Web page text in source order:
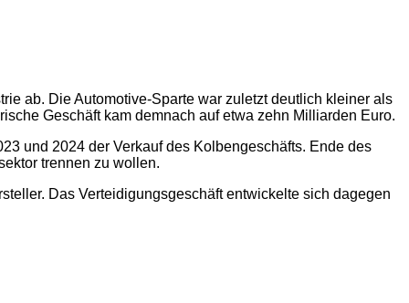
ab. Die Automotive-Sparte war zuletzt deutlich kleiner als
Geschäft kam demnach auf etwa zehn Milliarden Euro.
und 2024 der Verkauf des Kolbengeschäfts. Ende des
trennen zu wollen.
Das Verteidigungsgeschäft entwickelte sich dagegen